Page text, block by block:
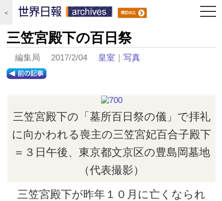
＜
三笠宮殿下の百日祭
編集局 2017/2/04 皇室 ｜写真
三笠宮殿下の「墓所百日祭の儀」で拝礼
に向かわれる喪主の三笠宮妃百合子殿下
＝３日午後、東京都文京区の豊島岡墓地
（代表撮影）
三笠宮殿下が昨年１０月に亡くなられ